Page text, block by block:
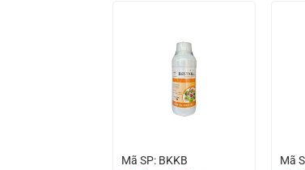
Mã SP: BKKB Mã